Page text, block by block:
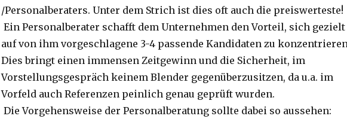
/Personalberaters. Unter dem Strich ist dies oft auch die preiswerteste!
Ein Personalberater schafft dem Unternehmen den Vorteil, sich gezielt
auf von ihm vorgeschlagene 3-4 passende Kandidaten zu
Dies bringt einen immensen Zeitgewinn und die Sicherheit, im
Vorstellungsgespräch keinem Blender gegenüberzusitzen, da u.a. im
Vorfeld auch Referenzen peinlich genau geprüft wurden.
Die Vorgehensweise der Personalberatung sollte dabei so aussehen: